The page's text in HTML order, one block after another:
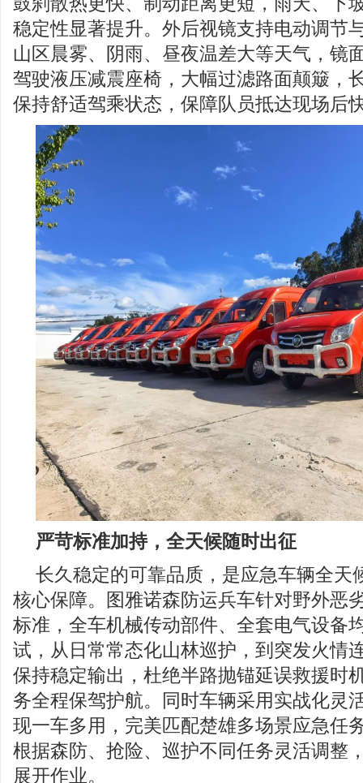
稳定性显著提升。外后视镜支持电动调节
山区晨雾、阴雨、昼夜温差大等天气，镜
驾驶液压减震座椅，大幅过滤路面颠簸，
保持舒适驾乘状态，保障队员抵达现场后
严苛标准加持，全天候随时出征
长久稳定的可靠品质，是应急车辆全天
核心保障。图雅诺森防运兵车针对野外恶
标准，全车机械传动部件、全套电气设备
试，从日常常态化山林巡护，到突发火情
保持稳定输出，杜绝半路抛锚延误救援时
务全程保驾护航。同时车辆采用实战化灵
现一车多用，完美匹配楚雄多场景应急任
根据森防、抢险、巡护不同任务灵活调整
展开作业。